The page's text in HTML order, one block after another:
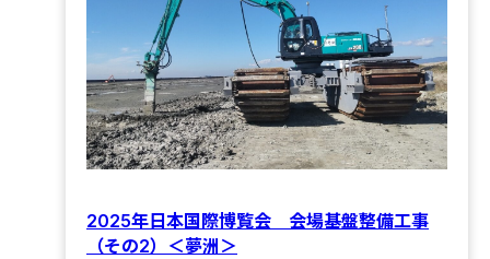
2025年日本国際博覧会 会場基盤整備工事
（その2）＜夢洲＞